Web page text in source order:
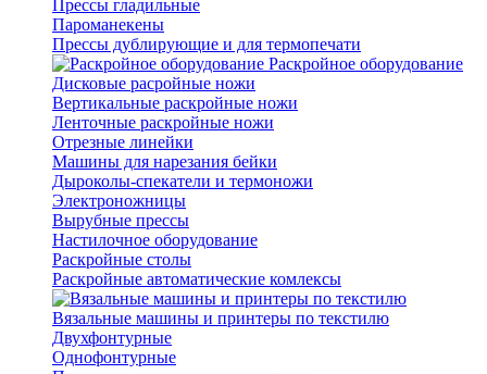
Прессы гладильные
Пароманекены
Прессы дублирующие и для термопечати
Раскройное оборудование
Дисковые расройные ножи
Вертикальные раскройные ножи
Ленточные раскройные ножи
Отрезные линейки
Машины для нарезания бейки
Дыроколы-спекатели и термоножи
Электроножницы
Вырубные прессы
Настилочное оборудование
Раскройные столы
Раскройные автоматические комлексы
Вязальные машины и принтеры по текстилю
Двухфонтурные
Однофонтурные